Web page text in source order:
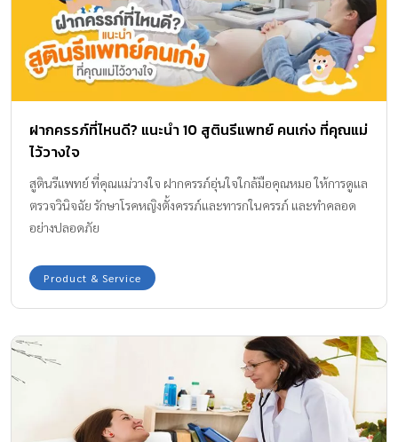
ฝากครรภ์ที่ไหนดี? แนะนำ 10 สูตินรีแพทย์ คนเก่ง ที่คุณแม่
ไว้วางใจ
สูตินรีแพทย์ ที่คุณแม่วางใจ ฝากครรภ์อุ่นใจใกล้มือคุณหมอ ให้การดูแล
ตรวจวินิจฉัย รักษาโรคหญิงตั้งครรภ์และทารกในครรภ์ และทำคลอด
อย่างปลอดภัย
Product & Service